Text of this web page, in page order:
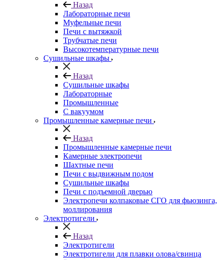
Назад
Лабораторные печи
Муфельные печи
Печи с вытяжкой
Трубчатые печи
Высокотемпературные печи
Сушильные шкафы
Назад
Сушильные шкафы
Лабораторные
Промышленные
С вакуумом
Промышленные камерные печи
Назад
Промышленные камерные печи
Камерные электропечи
Шахтные печи
Печи с выдвижным подом
Сушильные шкафы
Печи с подъемной дверью
Электропечи колпаковые СГО для фьюзинга,
моллирования
Электротигели
Назад
Электротигели
Электротигели для плавки олова/свинца